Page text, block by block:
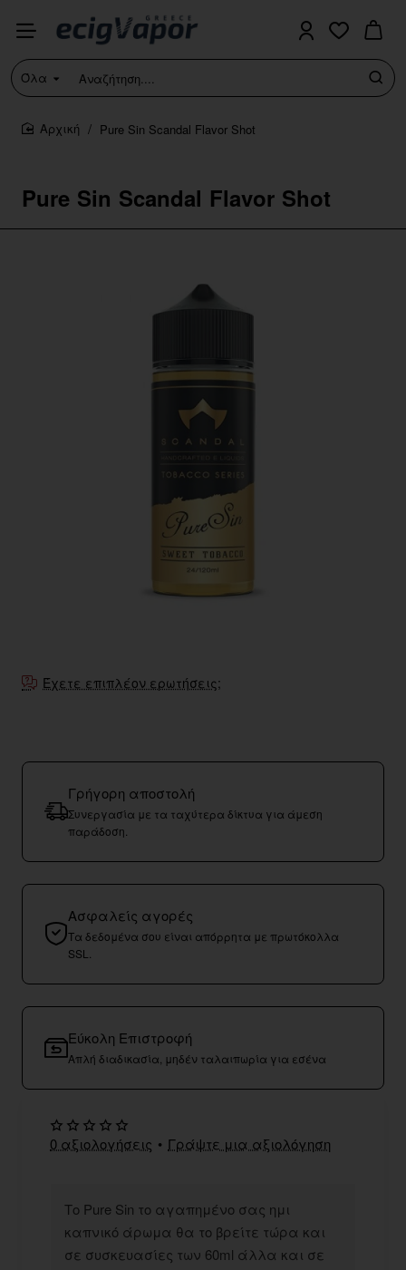
Όλα
Αναζήτηση....
Pure Sin Scandal Flavor Shot
home
Pure Sin Scandal Flavor Shot
Έχετε επιπλέον ερωτήσεις;
Γρήγορη αποστολή
Συνεργασία με τα ταχύτερα δίκτυα για άμεση
παράδοση.
Ασφαλείς αγορές
Τα δεδομένα σου είναι απόρρητα με πρωτόκολλα
SSL.
Εύκολη Επιστροφή
Απλή διαδικασία, μηδέν ταλαιπωρία για εσένα
Το Pure Sin το αγαπημένο σας ημι
καπνικό άρωμα θα το βρείτε τώρα και
σε συσκευασίες των 60ml άλλα και σε
0 αξιολογήσεις • Γράψτε μια αξιολόγηση